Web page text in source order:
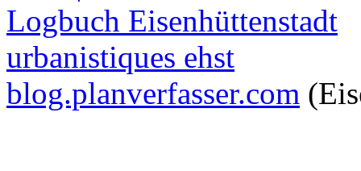
Logbuch Eisenhüttenstadt
urbanistiques ehst
blog.planverfasser.com